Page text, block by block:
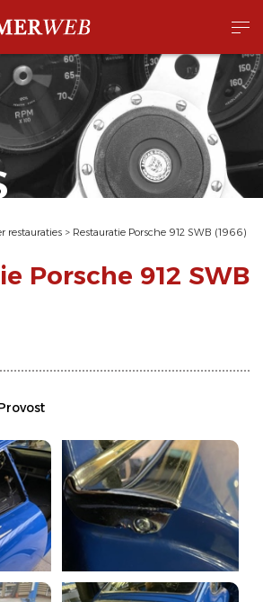
restauraties > Restauratie Porsche 912 SWB (1966)
Porsche 912 SWB